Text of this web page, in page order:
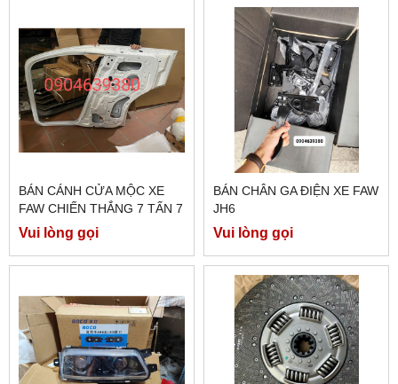
BÁN CÁNH CỬA MỘC XE
FAW CHIẾN THẮNG 7 TẤN 7
Vui lòng gọi
BÁN CHÂN GA ĐIỆN XE FAW
JH6
Vui lòng gọi